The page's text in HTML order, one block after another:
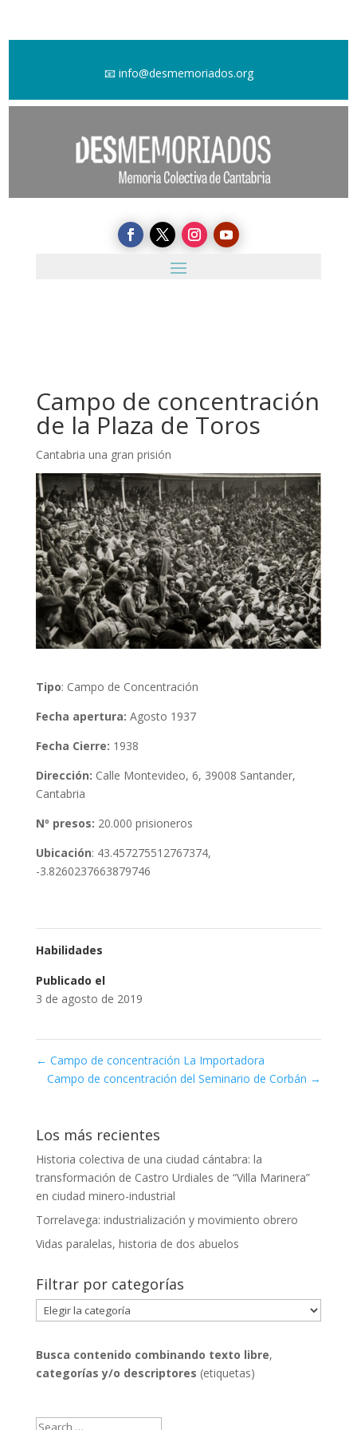
📧 info@desmemoriados.org
Campo de concentración
de la Plaza de Toros
Cantabria una gran prisión
Tipo: Campo de Concentración
Fecha apertura: Agosto 1937
Fecha Cierre: 1938
Dirección: Calle Montevideo, 6, 39008 Santander,
Cantabria
Nº presos: 20.000 prisioneros
Ubicación: 43.457275512767374,
-3.8260237663879746
Habilidades
Publicado el
3 de agosto de 2019
← Campo de concentración La Importadora
Campo de concentración del Seminario de Corbán →
Los más recientes
Historia colectiva de una ciudad cántabra: la
transformación de Castro Urdiales de “Villa Marinera”
en ciudad minero-industrial
Torrelavega: industrialización y movimiento obrero
Vidas paralelas, historia de dos abuelos
Filtrar por categorías
Filtrar
por
Busca contenido combinando texto libre,
categorías y/o descriptores (etiquetas)